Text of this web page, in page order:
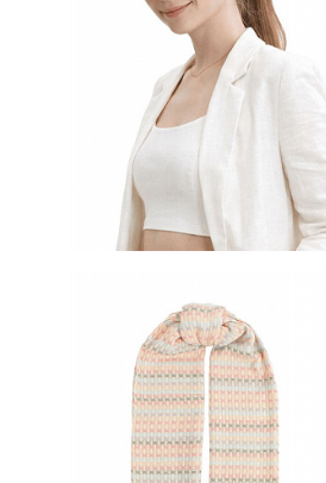
В избранное
Другие варианты товара
Цена по запросу
Запросить цену
В избранное